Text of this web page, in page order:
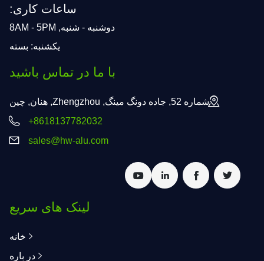
ساعات کاری:
دوشنبه - شنبه, 8AM - 5PM
یکشنبه: بسته
با ما در تماس باشید
شماره 52, جاده دونگ مینگ, Zhengzhou, هنان, چین
+8618137782032
sales@hw-alu.com
لینک های سریع
خانه
در باره